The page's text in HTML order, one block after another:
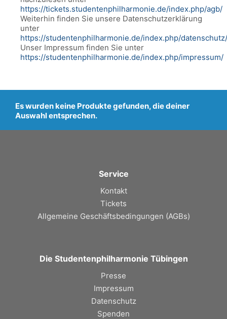
https://tickets.studentenphilharmonie.de/index.php/agb/
Weiterhin finden Sie unsere Datenschutzerklärung
unter
https://studentenphilharmonie.de/index.php/datenschutz/
Unser Impressum finden Sie unter
https://studentenphilharmonie.de/index.php/impressum/
Es wurden keine Produkte gefunden, die deiner
Auswahl entsprechen.
Service
Kontakt
Tickets
Allgemeine Geschäftsbedingungen (AGBs)
Die Studentenphilharmonie Tübingen
Presse
Impressum
Datenschutz
Spenden